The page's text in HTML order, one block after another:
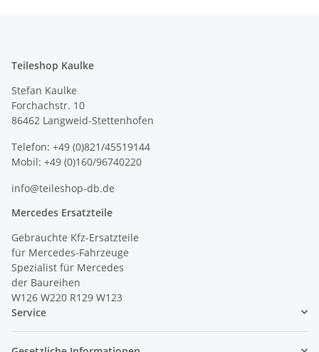
Teileshop Kaulke
Stefan Kaulke
Forchachstr. 10
86462 Langweid-Stettenhofen
Telefon: +49 (0)821/45519144
Mobil: +49 (0)160/96740220
info@teileshop-db.de
Mercedes Ersatzteile
Gebrauchte Kfz-Ersatzteile
für Mercedes-Fahrzeuge
Spezialist für Mercedes
der Baureihen
W126 W220 R129 W123
Service